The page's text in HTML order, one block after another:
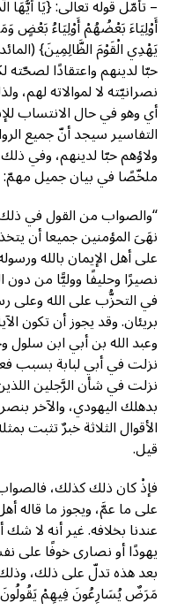
– تأمّل قوله تعالى: {يَا أَيُّهَا
أَوْلِيَاءَ بَعْضُهُمْ أَوْلِيَاءُ بَعْضٍ
حبّا لدينهم واعتقادًا لصحّته
نصرانيّته لا لموالاته
أي وهو في حال الانتساب
التفاسير سيجد أنّ جميع
ولاؤهم حبّا لدينهم، وفي
ملخّصًا في بيان جميل مهمّ:
“والصواب من القول في ذلك
نهَىَ المؤمنين جميعا أن
على أهل الإيمان بالله
نصيرًا وحليفًا ووليًّا من دون
في التحزُّب على الله وعلى
بريئان. وقد يجوز أن تكون
وعبد الله بن أبي ابن سلول
نزلت في أبي لبابة بسبب
نزلت في شأن الرَّجلين
بدهلك اليهودي، والآخر
الأقوال الثلاثة خبرٌ تثبت
قيل.
فإذْ كان ذلك كذلك،
على ما عمَّ، ويجوز ما قاله
عندنا بخلافه. غير أنه لا
يهودًا أو نصارى خوفًا على
بعد هذه تدلّ على ذلك،
مَرَضٌ يُسَارِعُونَ فِيهِمْ يَقُولُونَ